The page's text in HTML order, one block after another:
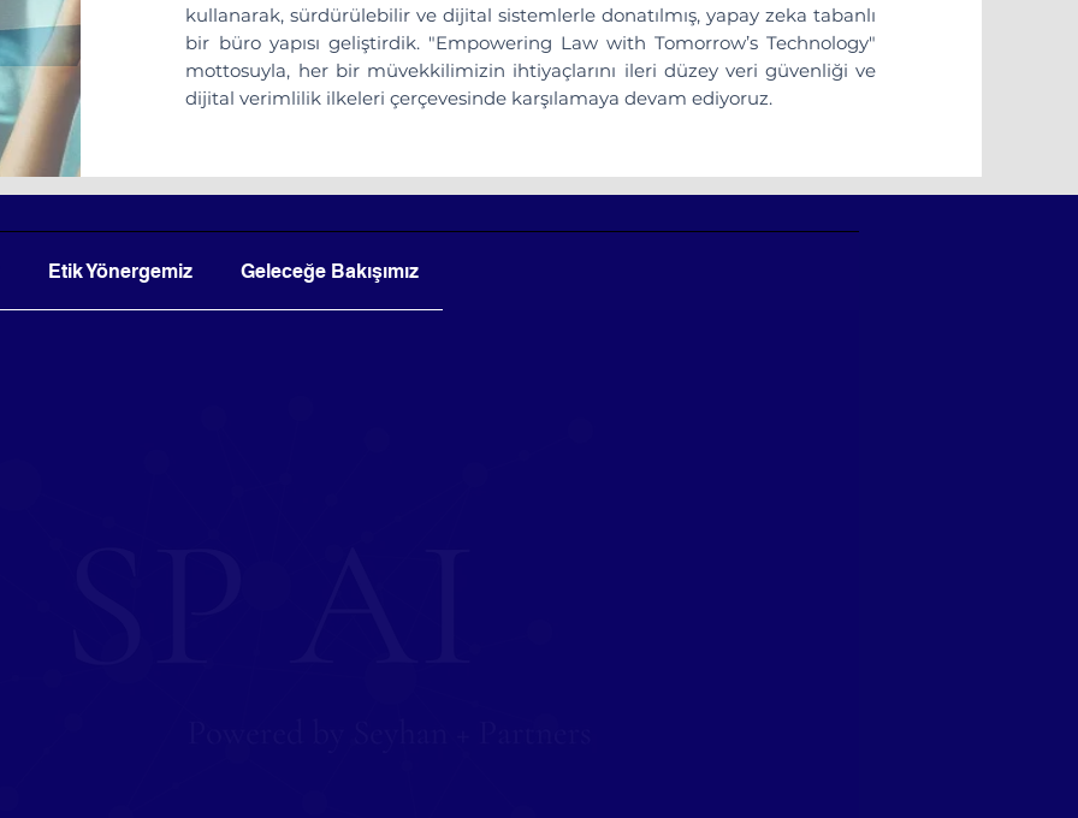
kullanarak, sürdürülebilir ve dijital sistemlerle donatılmış, yapay zeka tabanlı
bir büro yapısı geliştirdik. "Empowering Law with Tomorrow’s Technology"
mottosuyla, her bir müvekkilimizin ihtiyaçlarını ileri düzey veri güvenliği ve
dijital verimlilik ilkeleri çerçevesinde karşılamaya devam ediyoruz.
Etik Yönergemiz Geleceğe Bakışımız